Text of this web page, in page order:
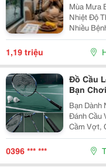
Mùa Mưa
Nhiệt Độ
Nhiều
Đây Là
Sức
1,19 triệu
Đồ Cầu
Bạn
Bạn Dành
Đánh Cầu Vẫn
Cầm Vợt,
Quần Áo
0396 *** ***